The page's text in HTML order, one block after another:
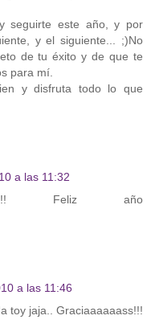
seguirte este año, y por
y el siguiente... ;)No
de tu éxito y de que te
para mí.
y disfruta todo lo que
a las 11:32
Feliz año
a las 11:46
toy jaja.. Graciaaaaaass!!!